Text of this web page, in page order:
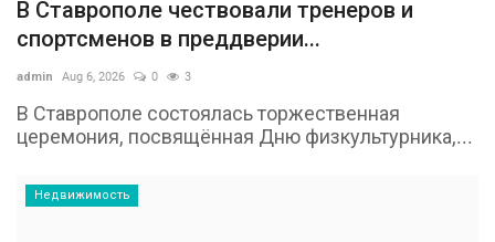
В Ставрополе чествовали тренеров и
спортсменов в преддверии...
admin Aug 6, 2026 0 3
В Ставрополе состоялась торжественная
церемония, посвящённая Дню физкультурника,...
Недвижимость